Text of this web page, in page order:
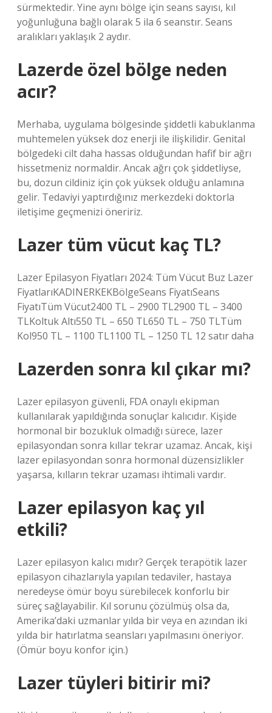
sürmektedir. Yine aynı bölge için seans sayısı, kıl
yoğunluğuna bağlı olarak 5 ila 6 seanstır. Seans
aralıkları yaklaşık 2 aydır.
Lazerde özel bölge neden
acır?
Merhaba, uygulama bölgesinde şiddetli kabuklanma
muhtemelen yüksek doz enerji ile ilişkilidir. Genital
bölgedeki cilt daha hassas olduğundan hafif bir ağrı
hissetmeniz normaldir. Ancak ağrı çok şiddetliyse,
bu, dozun cildiniz için çok yüksek olduğu anlamına
gelir. Tedaviyi yaptırdığınız merkezdeki doktorla
iletişime geçmenizi öneririz.
Lazer tüm vücut kaç TL?
Lazer Epilasyon Fiyatları 2024: Tüm Vücut Buz Lazer
FiyatlarıKADINERKEKBölgeSeans FiyatıSeans
FiyatıTüm Vücut2400 TL – 2900 TL2900 TL – 3400
TLKoltuk Altı550 TL – 650 TL650 TL – 750 TLTüm
Kol950 TL – 1100 TL1100 TL – 1250 TL 12 satır daha
Lazerden sonra kıl çıkar mı?
Lazer epilasyon güvenli, FDA onaylı ekipman
kullanılarak yapıldığında sonuçlar kalıcıdır. Kişide
hormonal bir bozukluk olmadığı sürece, lazer
epilasyondan sonra kıllar tekrar uzamaz. Ancak, kişi
lazer epilasyondan sonra hormonal düzensizlikler
yaşarsa, kılların tekrar uzaması ihtimali vardır.
Lazer epilasyon kaç yıl
etkili?
Lazer epilasyon kalıcı mıdır? Gerçek terapötik lazer
epilasyon cihazlarıyla yapılan tedaviler, hastaya
neredeyse ömür boyu sürebilecek konforlu bir
süreç sağlayabilir. Kıl sorunu çözülmüş olsa da,
Amerika’daki uzmanlar yılda bir veya en azından iki
yılda bir hatırlatma seansları yapılmasını öneriyor.
(Ömür boyu konfor için.)
Lazer tüyleri bitirir mi?